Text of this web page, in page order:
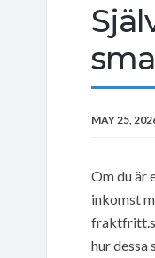
MAY 25,
Om du är
inkomst
hur